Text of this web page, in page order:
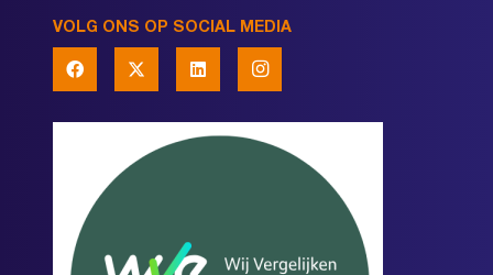
VOLG ONS OP SOCIAL MEDIA